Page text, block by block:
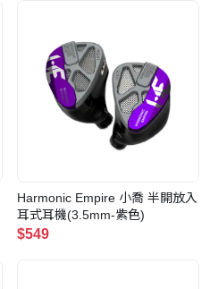
Harmonic Empire 小喬 半開放入
耳式耳機(3.5mm-紫色)
$549